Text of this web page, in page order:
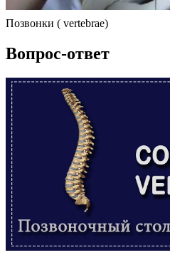
Позвонки ( vertebrae)
Вопрос-ответ